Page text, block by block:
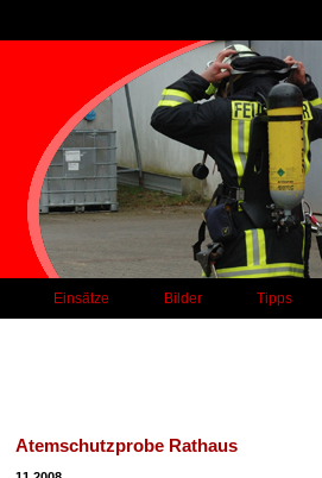
Einsätze Bilder Tipps
Atemschutzprobe Rathaus